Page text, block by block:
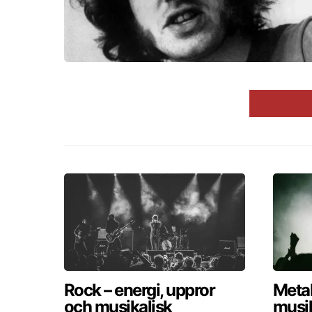
Rock – energi, uppror
och musikalisk